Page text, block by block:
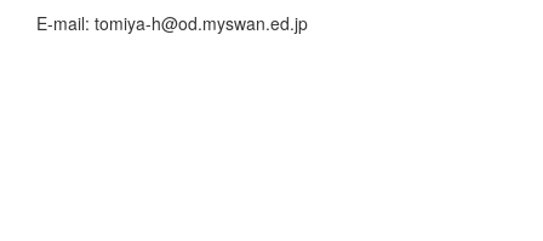
E-mail: tomiya-h@od.myswan.ed.jp